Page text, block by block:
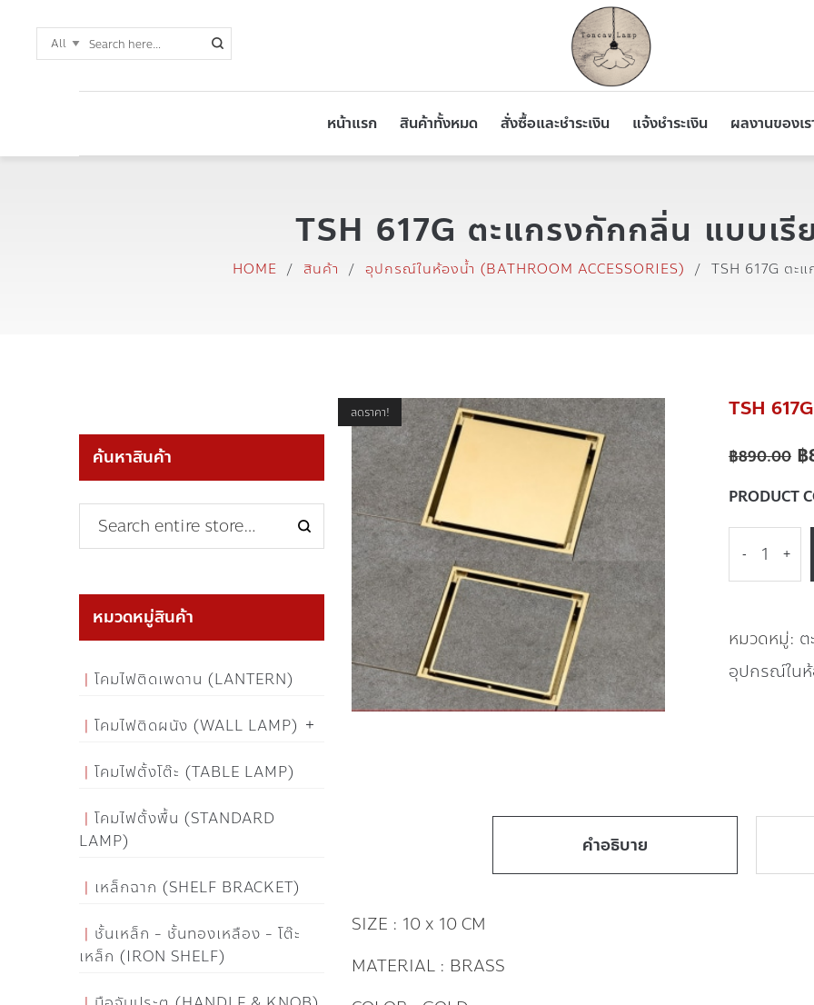
หน้าแรก สินค้าทั้งหมด สั่งซื้อและชำระเงิน แจ้งชำระเงิน ผลงานของเร
TSH 617G ตะแกรงกักกลิ่น แบบเ
HOME / สินค้า / อุปกรณ์ในห้องน้ำ (BATHROOM ACCESSORIES) / TSH 617G ตะ
ลดราคา! TSH
฿890.00 ฿
PRODUCT
- +
หมวดหมู่:
อุปกรณ์ใน
คำอธิบาย
SIZE : 10 x 10 CM
MATERIAL : BRASS
ค้นหาสินค้า
หมวดหมู่สินค้า
โคมไฟติดเพดาน (LANTERN)
โคมไฟติดผนัง (WALL LAMP)
โคมไฟตั้งโต๊ะ (TABLE LAMP)
โคมไฟตั้งพื้น (STANDARD
LAMP)
เหล็กฉาก (SHELF BRACKET)
ชั้นเหล็ก - ชั้นทองเหลือง - โต๊ะ
เหล็ก (IRON SHELF)